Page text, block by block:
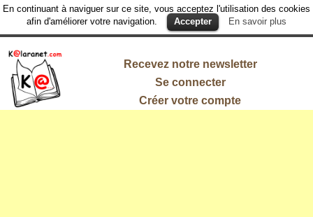
En continuant à naviguer sur ce site, vous acceptez l'utilisation des cookies
afin d'améliorer votre navigation.
Accepter En savoir plus
Recevez notre newsletter
Se connecter
Créer votre compte